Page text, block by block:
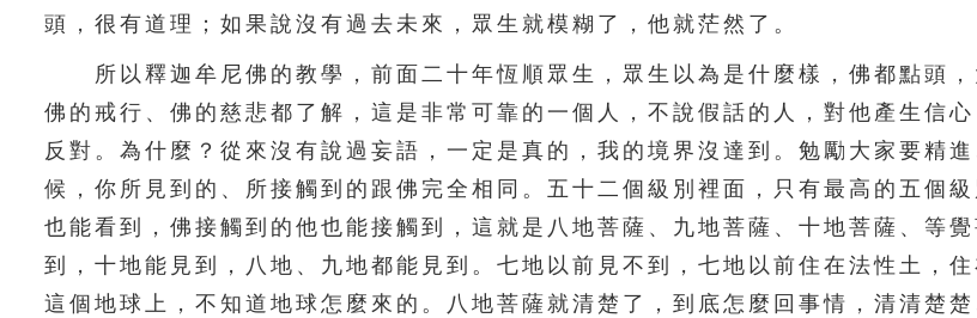
頭，很有道理；如果說沒有過去未來，眾生就模糊了，他就茫然了。
所以釋迦牟尼佛的教學，前面二十年恆順眾生，眾生以為是什麼樣，佛都點頭，
佛的戒行、佛的慈悲都了解，這是非常可靠的一個人，不說假話的人，對他產生信
反對。為什麼？從來沒有說過妄語，一定是真的，我的境界沒達到。勉勵大家要精
候，你所見到的、所接觸到的跟佛完全相同。五十二個級別裡面，只有最高的五個
也能看到，佛接觸到的他也能接觸到，這就是八地菩薩、九地菩薩、十地菩薩、等
到，十地能見到，八地、九地都能見到。七地以前見不到，七地以前住在法性土，
這個地球上，不知道地球怎麼來的。八地菩薩就清楚了，到底怎麼回事情，清清楚楚